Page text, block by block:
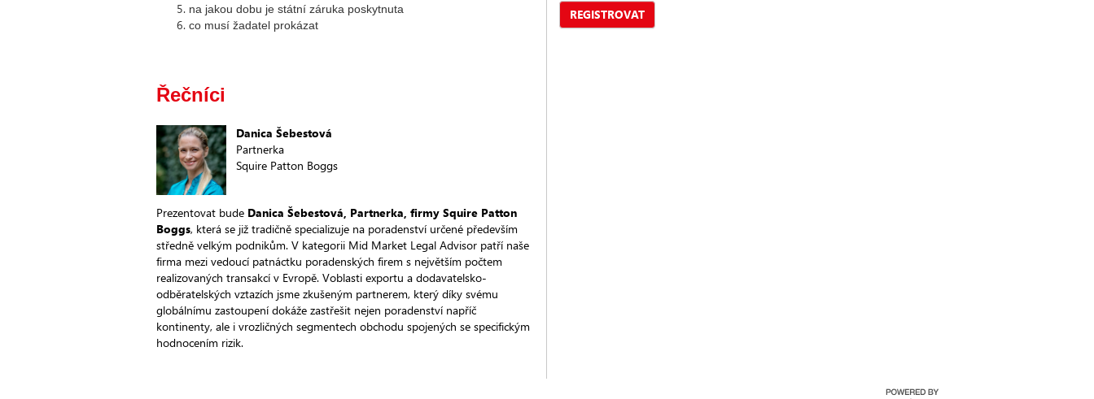
REGISTROVAT
na jakou dobu je státní záruka poskytnuta
co musí žadatel prokázat
Řečníci
Danica Šebestová
Partnerka
Squire Patton Boggs
Prezentovat bude Danica Šebestová, Partnerka, firmy Squire Patton
Boggs, která se již tradičně specializuje na poradenství určené především
středně velkým podnikům. V kategorii Mid Market Legal Advisor patří naše
firma mezi vedoucí patnáctku poradenských firem s největším počtem
realizovaných transakcí v Evropě. Voblasti exportu a dodavatelsko-
odběratelských vztazích jsme zkušeným partnerem, který díky svému
globálnímu zastoupení dokáže zastřešit nejen poradenství napříč
kontinenty, ale i vrozličných segmentech obchodu spojených se specifickým
hodnocením rizik.